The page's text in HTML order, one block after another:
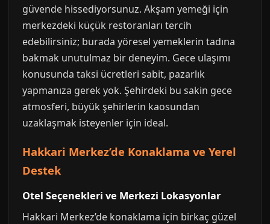
güvende hissediyorsunuz. Akşam yemeği için
merkezdeki küçük restoranları tercih
edebilirsiniz; burada yöresel yemeklerin tadına
bakmak unutulmaz bir deneyim. Gece ulaşımı
konusunda taksi ücretleri sabit, pazarlık
yapmanıza gerek yok. Şehirdeki bu sakin gece
atmosferi, büyük şehirlerin kaosundan
uzaklaşmak isteyenler için ideal.
Hakkari Merkez’de Konaklama ve Yerel
Destek
Otel Seçenekleri ve Merkezi Lokasyonlar
Hakkari Merkez’de konaklama için birkaç güzel